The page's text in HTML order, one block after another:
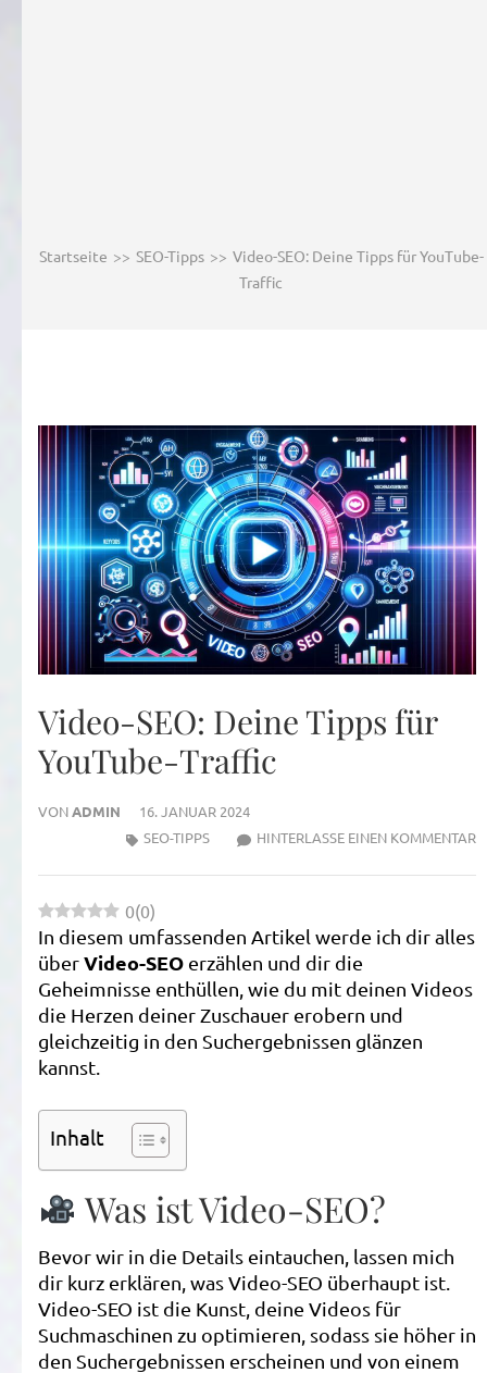
Startseite >> SEO-Tipps >> Video-SEO: Deine Tipps für YouTube-
Traffic
Video-SEO: Deine Tipps für
YouTube-Traffic
VONADMIN
16. JANUAR 2024
HINTERLASSE EINEN KOMMENTAR
SEO-TIPPS
0(0)
In diesem umfassenden Artikel werde ich dir alles
überVideo-SEO erzählen und dir die
Geheimnisse enthüllen, wie du mit deinen Videos
die Herzen deiner Zuschauer erobern und
gleichzeitig in den Suchergebnissen glänzen
kannst.
Inhalt
Was ist Video-SEO?
Bevor wir in die Details eintauchen, lassen mich
dir kurz erklären, was Video-SEO überhaupt ist.
Video-SEO ist die Kunst, deine Videos für
Suchmaschinen zu optimieren, sodass sie höher in
den Suchergebnissen erscheinen und von einem